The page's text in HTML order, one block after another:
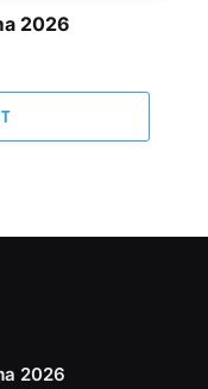
2026
2026